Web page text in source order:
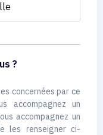
?
concernées par ce
accompagnez un
accompagnez un
les renseigner ci-